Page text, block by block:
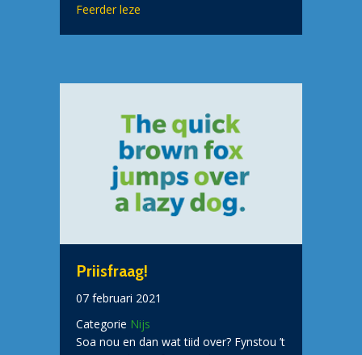
Feerder leze
Priisfraag!
07 februari 2021
Categorie Nijs
Soa nou en dan wat tiid over? Fynstou ’t